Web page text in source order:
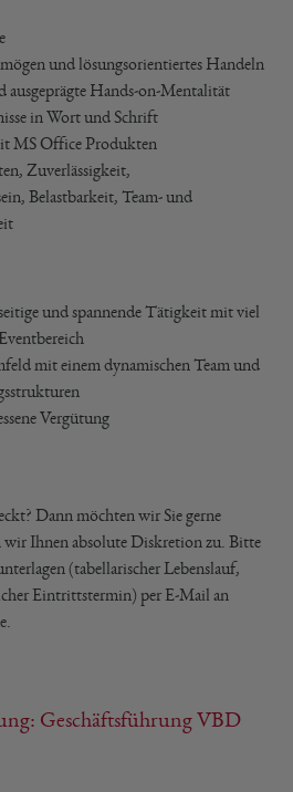
und lösungsorientiertes Handeln
ausgeprägte Hands-on-Mentalität
in Wort und Schrift
MS Office Produkten
Zuverlässigkeit,
Belastbarkeit, Team- und
und spannende Tätigkeit mit viel
mit einem dynamischen Team und
Vergütung
Dann möchten wir Sie gerne
wir Ihnen absolute Diskretion zu. Bitte
(tabellarischer Lebenslauf,
Eintrittstermin) per E-Mail an
Geschäftsführung VBD